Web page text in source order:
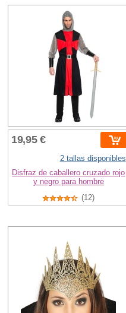
19,95 €
2 tallas disponibles
Disfraz de caballero cruzado rojo
y negro para hombre
(12)